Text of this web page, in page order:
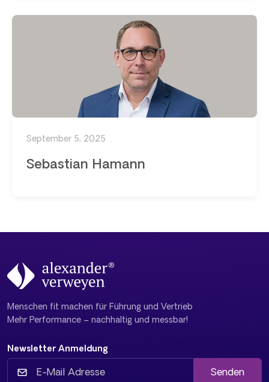
September 5, 2025
Sebastian Hamann
Menschen fit machen für Führung und Vertrieb
Mehr Performance – nachhaltig und messbar!
Newsletter Anmeldung
Senden